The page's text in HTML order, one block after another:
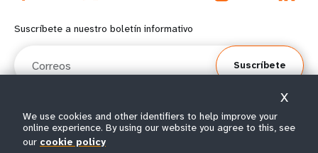
f
o
t
e
o
t
e
r
Suscríbete a nuestro boletín informativo
Suscríbete
© Todos los derechos reservados 2026.
We use cookies and other identifiers to help improve your
online experience. By using our website you agree to this, see
our cookie policy
X